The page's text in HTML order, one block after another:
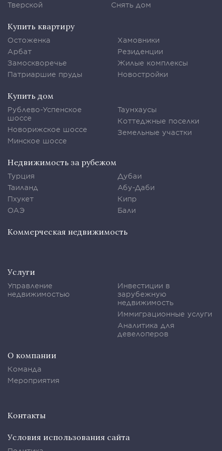
Тверской
Снять дом
Купить квартиру
Остоженка
Арбат
Замоскворечье
Патриаршие пруды
Хамовники
Резиденции
Жилые комплексы
Новостройки
Купить дом
Рублево-Успенское
шоссе
Новорижское шоссе
Минское шоссе
Таунхаусы
Коттеджные поселки
Земельные участки
Недвижимость за рубежом
Турция
Таиланд
Пхукет
ОАЭ
Дубаи
Абу-Даби
Кипр
Бали
Коммерческая недвижимость
Услуги
Управление
недвижимостью
Инвестиции в
зарубежную
недвижимость
Иммиграционные услуги
Аналитика для
девелоперов
О компании
Команда
Мероприятия
Контакты
Условия использования сайта